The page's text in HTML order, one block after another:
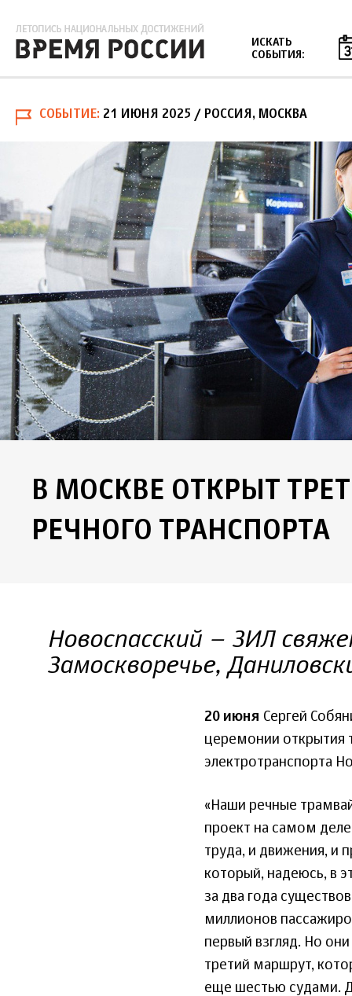
ИСКАТЬ
СОБЫТИЯ:
СОБЫТИЕ 21 ИЮНЯ 2025 / РОССИЯ, МОСКВА
В МОСКВЕ ОТКРЫТ
РЕЧНОГО ТРАНСПОРТА
Новоспасский – ЗИЛ
Замоскворечье,
20 июня Сергей
церемонии открытия
электротранспорта
«Наши речные
проект на самом
труда, и движения, и
который, надеюсь, в
за два года
миллионов
первый взгляд. Но
третий маршрут,
еще шестью судами.